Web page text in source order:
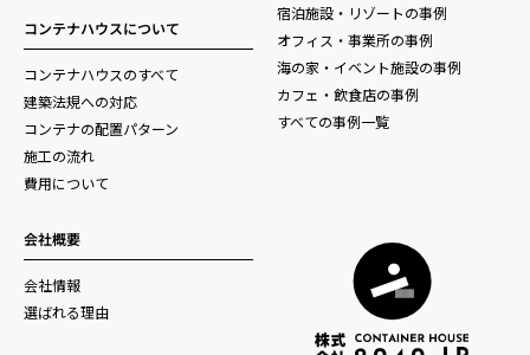
コンテナハウスについて
コンテナハウスのすべて
建築法規への対応
コンテナの配置パターン
施工の流れ
費用について
宿泊施設・リゾートの事例
オフィス・事業所の事例
海の家・イベント施設の事例
カフェ・飲食店の事例
すべての事例一覧
会社概要
会社情報
選ばれる理由